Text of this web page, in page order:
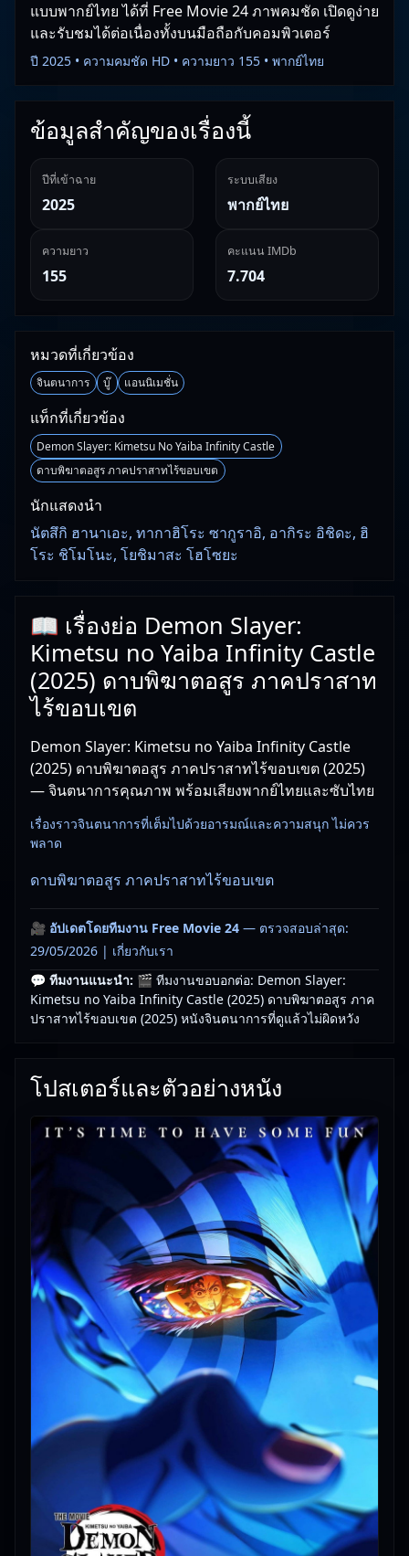
แบบพากย์ไทย ได้ที่ Free Movie 24 ภาพคมชัด เปิดดูง่าย
และรับชมได้ต่อเนื่องทั้งบนมือถือกับคอมพิวเตอร์
ปี 2025 • ความคมชัด HD • ความยาว 155 • พากย์ไทย
ข้อมูลสำคัญของเรื่องนี้
ปีที่เข้าฉาย
2025
ระบบเสียง
พากย์ไทย
ความยาว
155
คะแนน IMDb
7.704
หมวดที่เกี่ยวข้อง
จินตนาการ บู๊ แอนนิเมชั่น
แท็กที่เกี่ยวข้อง
Demon Slayer: Kimetsu No Yaiba Infinity Castle
ดาบพิฆาตอสูร ภาคปราสาทไร้ขอบเขต
นักแสดงนำ
นัตสึกิ ฮานาเอะ, ทากาฮิโระ ซากูราอิ, อากิระ อิชิดะ, ฮิ
โระ ชิโมโนะ, โยชิมาสะ โฮโซยะ
📖 เรื่องย่อ Demon Slayer:
Kimetsu no Yaiba Infinity Castle
(2025) ดาบพิฆาตอสูร ภาคปราสาท
ไร้ขอบเขต
Demon Slayer: Kimetsu no Yaiba Infinity Castle
(2025) ดาบพิฆาตอสูร ภาคปราสาทไร้ขอบเขต (2025)
— จินตนาการคุณภาพ พร้อมเสียงพากย์ไทยและซับไทย
เรื่องราวจินตนาการที่เต็มไปด้วยอารมณ์และความสนุก ไม่ควร
พลาด
ดาบพิฆาตอสูร ภาคปราสาทไร้ขอบเขต
🎥 อัปเดตโดยทีมงาน Free Movie 24 — ตรวจสอบล่าสุด:
29/05/2026 | เกี่ยวกับเรา
💬 ทีมงานแนะนำ: 🎬 ทีมงานขอบอกต่อ: Demon Slayer:
Kimetsu no Yaiba Infinity Castle (2025) ดาบพิฆาตอสูร ภาค
ปราสาทไร้ขอบเขต (2025) หนังจินตนาการที่ดูแล้วไม่ผิดหวัง
โปสเตอร์และตัวอย่างหนัง